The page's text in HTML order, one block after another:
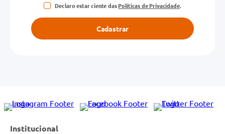
Declaro estar ciente dasPolíticas de Privacidade.
Cadastrar
Institucional